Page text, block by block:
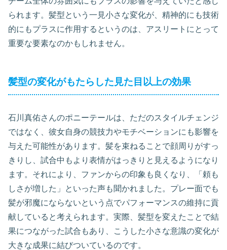
られます。髪型という一見小さな変化が、精神的にも技術
的にもプラスに作用するというのは、アスリートにとって
重要な要素なのかもしれません。
髪型の変化がもたらした見た目以上の効果
石川真佑さんのポニーテールは、ただのスタイルチェンジ
ではなく、彼女自身の競技力やモチベーションにも影響を
与えた可能性があります。髪を束ねることで顔周りがすっ
きりし、試合中もより表情がはっきりと見えるようになり
ます。それにより、ファンからの印象も良くなり、「頼も
しさが増した」といった声も聞かれました。プレー面でも
髪が邪魔にならないという点でパフォーマンスの維持に貢
献していると考えられます。実際、髪型を変えたことで結
果につながった試合もあり、こうした小さな意識の変化が
大きな成果に結びついているのです。